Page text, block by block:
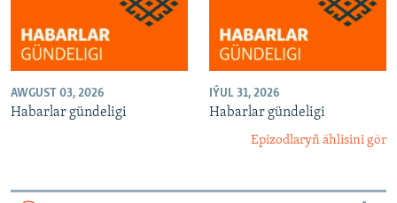
AWGUST 03, 2026
Habarlar gündeligi
IÝUL 31, 2026
Habarlar gündeligi
Epizodlaryň ählisini gör